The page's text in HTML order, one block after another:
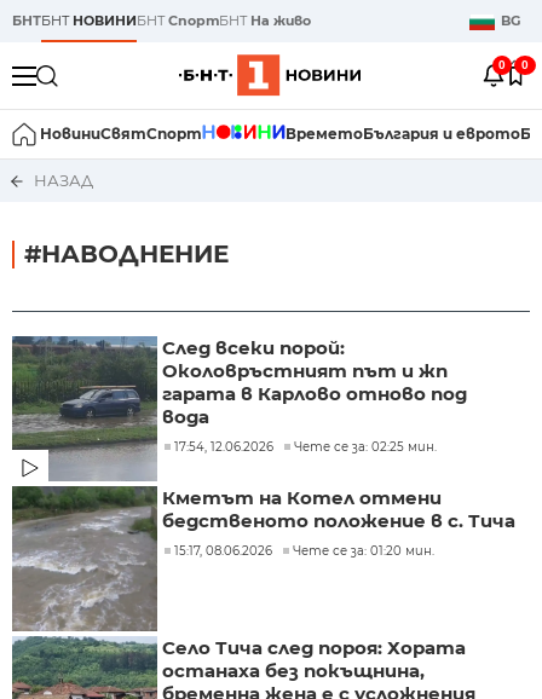
БНТБНТ НОВИНИБНТСпортБНТ На живо BG
0 0
НовиниСвятСпорт ВреметоБългария и еврото
НАЗАД
#НАВОДНЕНИЕ
След всеки порой:
Околовръстният път и жп
гарата в Карлово отново под
вода
17:54, 12.06.2026 Чете се за: 02:25 мин.
Кметът на Котел отмени
бедственото положение в с. Тича
15:17, 08.06.2026 Чете се за: 01:20 мин.
Село Тича след пороя: Хората
останаха без покъщнина,
бременна жена е с усложнения